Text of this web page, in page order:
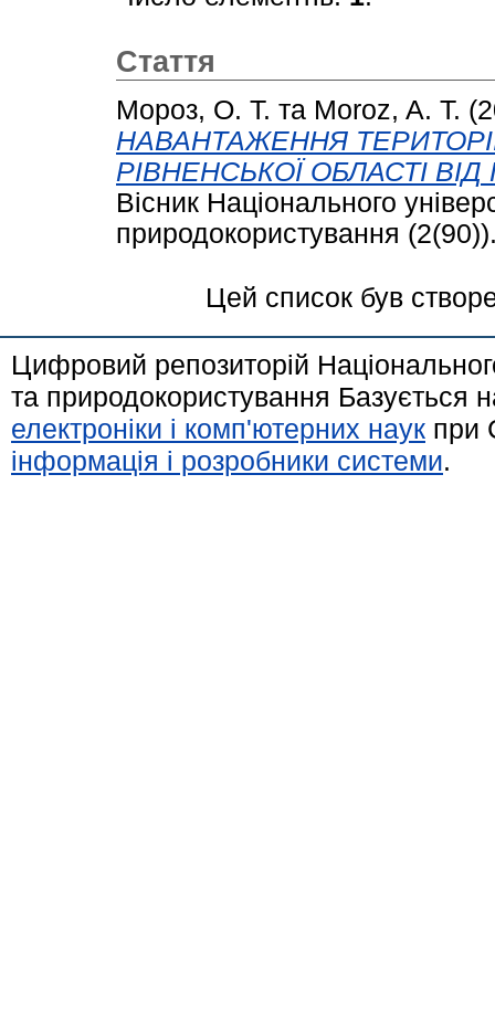
Стаття
Мороз, О. Т. та Moroz, A. T.
НАВАНТАЖЕННЯ
РІВНЕНСЬКОЇ ОБЛАСТІ
Вісник Національного
природокористування
Цей список був
Цифровий репозиторій
та природокористування Базується
електроніки і комп'ютерних наук при
інформація і розробники системи.